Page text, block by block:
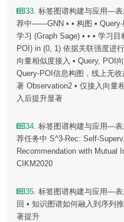
33. 标签图谱构建与应用—
荐中——GNN • • 构图 • Query-
学习 (Graph Sage) • • • 学习
POI) in (0, 1) 依据关联强度进
向量相似度接入 • Query, POI
Query-POI信息构图，线上无
著 Observation2 • 仅接入向量
入后提升显著
34. 标签图谱构建与应用—
荐任务中 S^3-Rec: Self-
Recommendation with
CIKM2020
35. 标签图谱构建与应用—表
回 • 知识图谱如何融入到序列
著提升